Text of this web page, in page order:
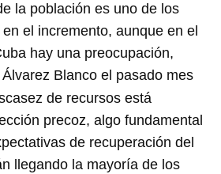
la población es uno de los
el incremento, aunque en el
hay una preocupación,
Blanco el pasado mes
de recursos está
precoz, algo fundamental
de recuperación del
llegando la mayoría de los